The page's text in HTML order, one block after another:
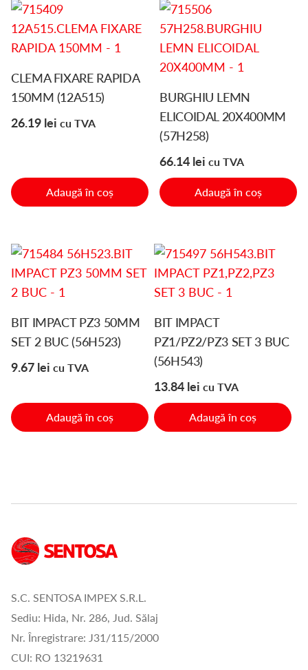
CLEMA FIXARE RAPIDA
150MM (12A515)
26.19 lei cu TVA
Adaugă în coș
BURGHIU LEMN
ELICOIDAL 20X400MM
(57H258)
66.14 lei cu TVA
Adaugă în coș
BIT IMPACT PZ3 50MM
SET 2 BUC (56H523)
9.67 lei cu TVA
Adaugă în coș
BIT IMPACT
PZ1/PZ2/PZ3 SET 3 BUC
(56H543)
13.84 lei cu TVA
Adaugă în coș
S.C. SENTOSA IMPEX S.R.L.
Sediu: Hida, Nr. 286, Jud. Sălaj
Nr. Înregistrare: J31/115/2000
CUI: RO 13219631